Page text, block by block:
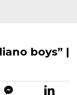
boys” |